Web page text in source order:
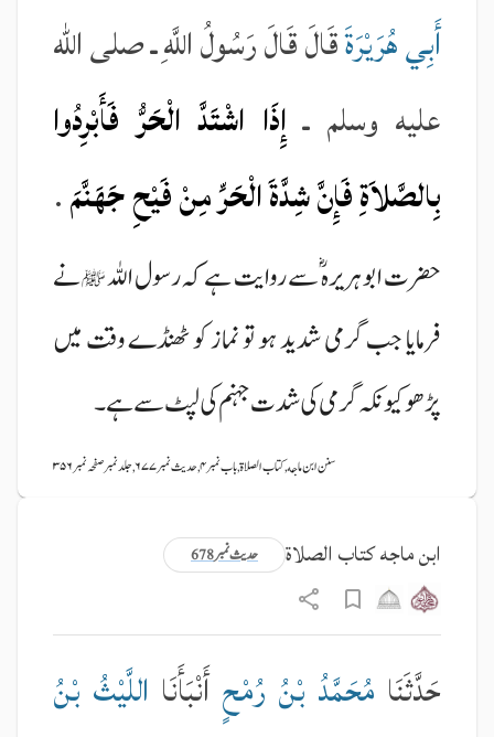
أَبِي هُرَيْرَةَقَالَ قَالَ رَسُولُ اللَّهِ ـ صلى الله
عليه وسلم ـ إِذَا اشْتَدَّ الْحَرُّ فَأَبْرِدُوا
بِالصَّلاَةِ فَإِنَّ شِدَّةَ الْحَرِّ مِنْ فَيْحِ جَهَنَّمَ.
حضرت ابو ہریرہ ؓ سے روایت ہے کہ رسول اللہﷺنے
فرمایا جب گرمی شدید ہو تو نماز کو ٹھنڈے وقت میں
پڑھو کیونکہ گرمی کی شدت جہنم کی لپٹ سے ہے۔
سنن ابن ماجه, کتاب الصلاة, باب نمبر ۴, حدیث نمبر ۶۷۷, جلد نمبر صفحہ نمبر ۳۵۶
حدیث نمبر 678 ابن ماجه کتاب الصلاة
حَدَّثَنَا مُحَمَّدُ بْنُ رُمْحٍ أَنْبَأَنَا اللَّيْثُ بْنُ